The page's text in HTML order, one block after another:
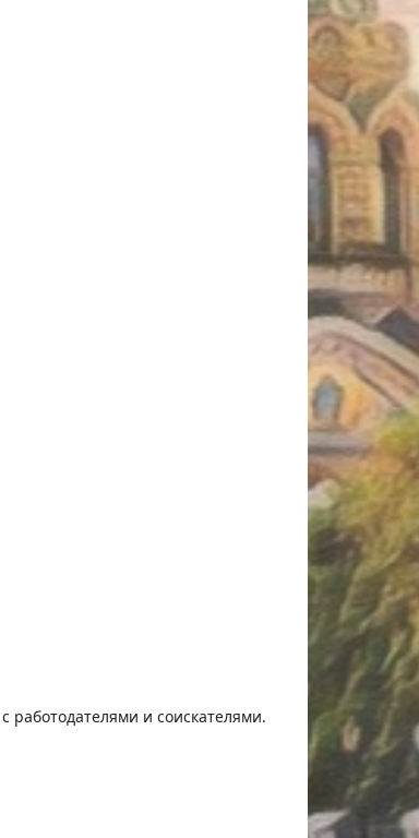
работодателями и соискателями.